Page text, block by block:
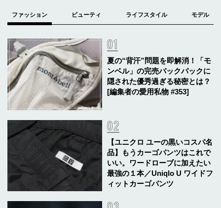
夏の“背汗”問題を即解消！「モ
ンベル」の完売バックパックに
隠された優秀過ぎる秘密とは？
[編集者の愛用私物 #353]
【ユニクロ ユーの黒いコスパ名
品】もうカーゴパンツはこれで
いい。ワードローブに加えたい
最強の１本／Uniqlo U ワイドフ
ィットカーゴパンツ